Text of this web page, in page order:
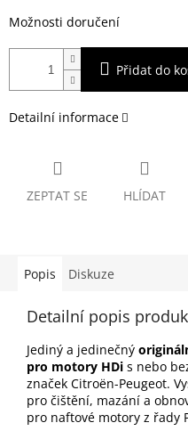
Možnosti doručení
Přidat do
Detailní informace
ZEPTAT SE HLÍDAT
Popis Diskuze
Detailní popis
Jediný a jedinečný
pro motory HDi s nebo
značek Citroën-Peugeot.
pro čištění, mazání a
pro naftové motory z řady